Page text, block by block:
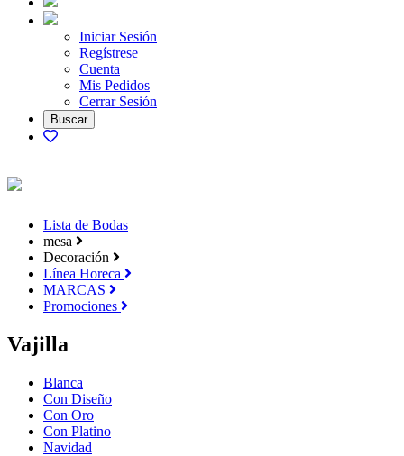
Iniciar Sesión
Regístrese
Cuenta
Mis Pedidos
Cerrar Sesión
Lista de Bodas
mesa
Decoración
Línea Horeca
MARCAS
Promociones
Vajilla
Blanca
Con Diseño
Con Oro
Con Platino
Navidad